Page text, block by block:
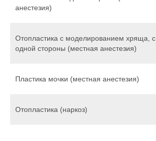
анестезия)
Отопластика с моделированием хряща, с
одной стороны (местная анестезия)
Пластика мочки (местная анестезия)
Отопластика (наркоз)